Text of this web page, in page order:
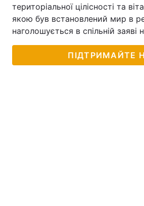
територіальної цілісності та
якою був встановлений мир в
наголошується в спільній заяві
ПІДТРИМАЙТЕ